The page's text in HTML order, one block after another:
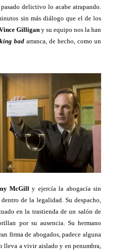
delictivo lo acabe atrapando.
sin más diálogo que el de los
Gilligan y su equipo nos la han
bad arranca, de hecho, como un
McGill y ejercía la abogacía sin
de la legalidad. Su despacho,
en la trastienda de un salón de
por su ausencia. Su hermano
firma de abogados, padece alguna
lleva a vivir aislado y en penumbra,